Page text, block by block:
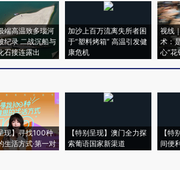
端高温致多瑙河
纪录 二战沉船与
石接连露出
加沙上百万流离失所者困
于“塑料烤箱” 高温引发健
康危机
视线
术：
心“花
现】寻找100种
生活方式·第一对
【特别呈现】澳门全力探
索葡语国家新渠道
【特
间便